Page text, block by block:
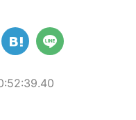
すなう！ まとめアンテナ
by livedoor 相互
の16歳。
同誌の表
り、早く
した。